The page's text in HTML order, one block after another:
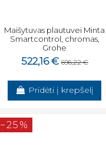
Maišytuvas plautuvei Minta
Smartcontrol, chromas,
Grohe
522,16 € 696,22 €
Pridėti į krepšelį
−25%